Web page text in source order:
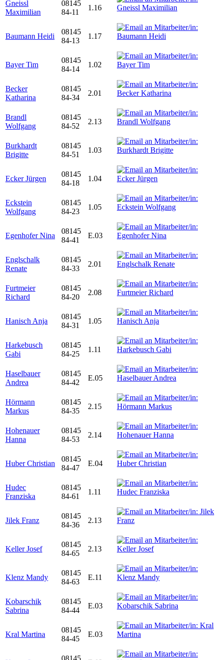
Gneissl
Maximilian
08145
84-11
1.16
Baumann Heidi
08145
84-13
1.17
Bayer Tim
08145
84-14
1.02
Becker
Katharina
08145
84-34
2.01
Brandl
Wolfgang
08145
84-52
2.13
Burkhardt
Brigitte
08145
84-51
1.03
Ecker Jürgen
08145
84-18
1.04
Eckstein
Wolfgang
08145
84-23
1.05
Egenhofer Nina
08145
84-41
E.03
Englschalk
Renate
08145
84-33
2.01
Furtmeier
Richard
08145
84-20
2.08
Hanisch Anja
08145
84-31
1.05
Harkebusch
Gabi
08145
84-25
1.11
Haselbauer
Andrea
08145
84-42
E.05
Hörmann
Markus
08145
84-35
2.15
Hohenauer
Hanna
08145
84-53
2.14
Huber Christian
08145
84-47
E.04
Hudec
Franziska
08145
84-61
1.11
Jilek Franz
08145
84-36
2.13
Keller Josef
08145
84-65
2.13
Klenz Mandy
08145
84-63
E.11
Kobarschik
Sabrina
08145
84-44
E.03
Kral Martina
08145
84-45
E.03